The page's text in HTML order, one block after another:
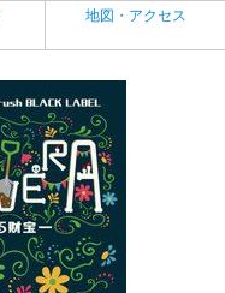
地図・アクセス